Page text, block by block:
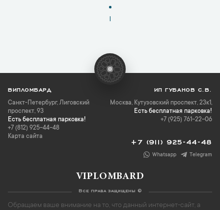
1
ВИПЛОМБАРД
Санкт-Петербург, Лиговский
проспект, 93
Есть бесплатная парковка!
+7 (812) 925-44-48
Карта сайта
ИП ГУБАНОВ С.В.
Москва, Кутузовский проспект, 23к1,
Есть бесплатная парковка!
+7 (925) 761-22-06
+7 (911) 925-44-48
Whatsapp Telegram
VIPLOMBARD
Все права защищены ©
Обращаем ваше внимание на то, что данный интернет-сайт, а